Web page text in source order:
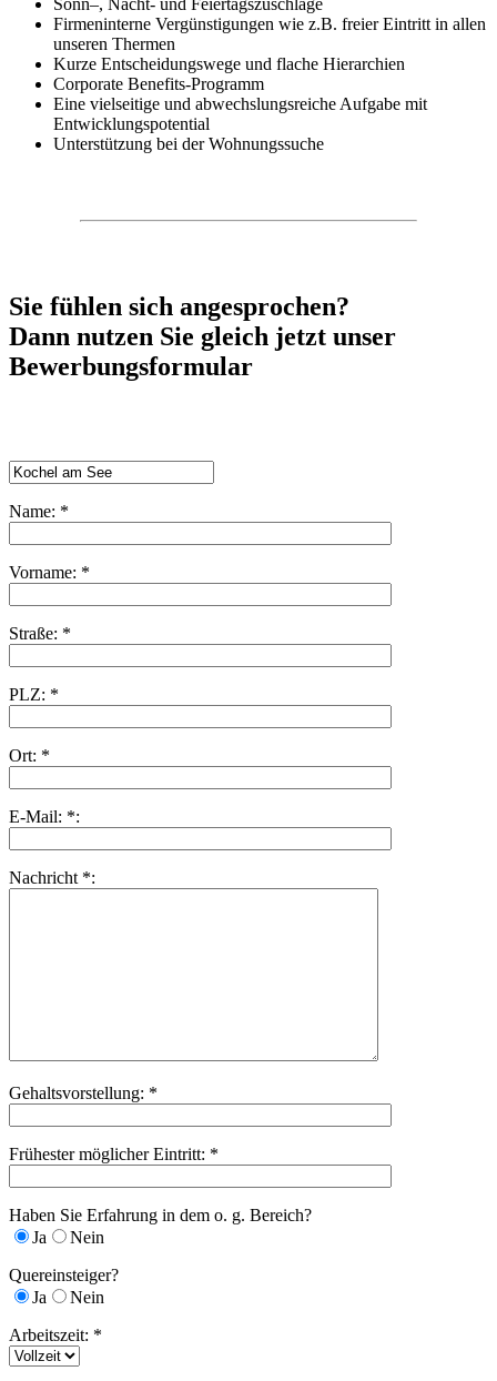
Sonn–, Nacht- und Feiertagszuschläge
Firmeninterne Vergünstigungen wie z.B. freier Eintritt in allen
unseren Thermen
Kurze Entscheidungswege und flache Hierarchien
Corporate Benefits-Programm
Eine vielseitige und abwechslungsreiche Aufgabe mit
Entwicklungspotential
Unterstützung bei der Wohnungssuche
Sie fühlen sich angesprochen?
Dann nutzen Sie gleich jetzt unser
Bewerbungsformular
Name: *
Vorname: *
Straße: *
PLZ: *
Ort: *
E-Mail: *:
Nachricht *:
Gehaltsvorstellung: *
Frühester möglicher Eintritt: *
Haben Sie Erfahrung in dem o. g. Bereich?
Ja
Nein
Quereinsteiger?
Ja
Nein
Arbeitszeit: *